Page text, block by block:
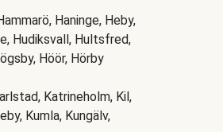
Haninge, Heby,
Hudiksvall, Hultsfred,
Höör, Hörby
Katrineholm, Kil,
Kumla, Kungälv,